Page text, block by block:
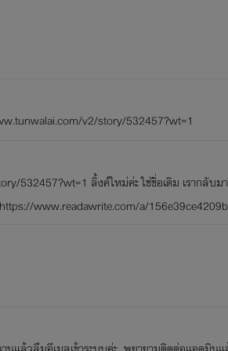
v2/story/532457?wt=1
532457?wt=1 ลิ้งค์ใหม่ค่ะ ใช่ชื่อเดิม เรากลับ
www.readawrite.com/a/